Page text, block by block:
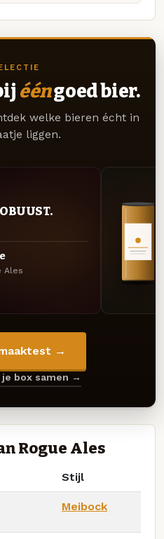
ééngoed bier.
welke bieren écht in
liggen.
Ales
→
box samen →
Rogue Ales
Stijl
Meibock